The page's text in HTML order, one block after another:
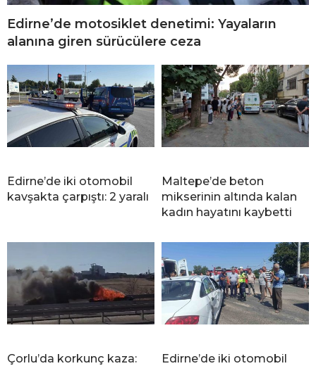
Edirne’de motosiklet denetimi: Yayaların
alanına giren sürücülere ceza
Edirne’de iki otomobil
kavşakta çarpıştı: 2 yaralı
Maltepe’de beton
mikserinin altında kalan
kadın hayatını kaybetti
Çorlu’da korkunç kaza:
Edirne’de iki otomobil